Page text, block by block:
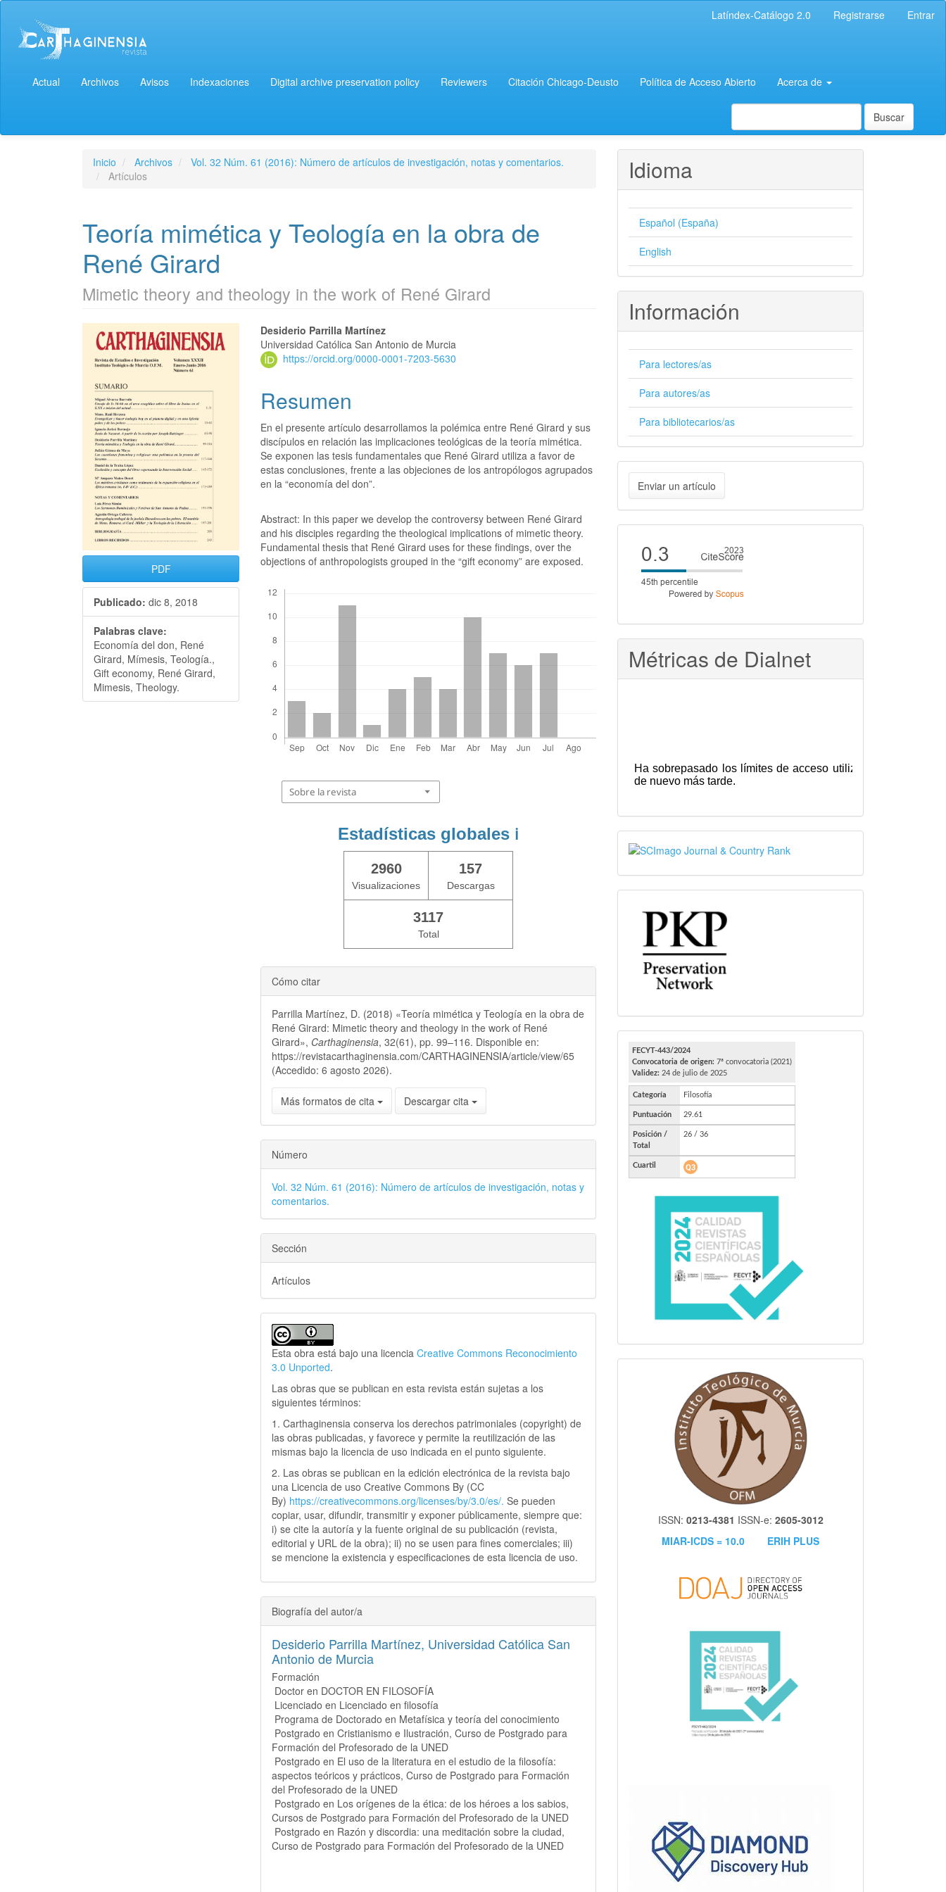
Latíndex-Catálogo 2.0 Registrarse Entrar
Actual Archivos Avisos Indexaciones Digital archive preservation policy Reviewers Citación Chicago-Deusto Política de Acceso Abierto Acerca de
Buscar
Inicio Archivos
Vol. 32 Núm. 61 (2016): Número de artículos de investigación, notas y comentarios.
Artículos
Teoría mimética y Teología en la obra de
René Girard
Mimetic theory and theology in the work of René Girard
PDF
Publicado: dic 8, 2018
Palabras clave:
Economía del don, René
Girard, Mímesis, Teología.,
Gift economy, René Girard,
Mimesis, Theology.
Desiderio Parrilla Martínez
Universidad Católica San Antonio de Murcia
https://orcid.org/0000-0001-7203-5630
Resumen
En el presente artículo desarrollamos la polémica entre René Girard y sus
discípulos en relación las implicaciones teológicas de la teoría mimética.
Se exponen las tesis fundamentales que René Girard utiliza a favor de
estas conclusiones, frente a las objeciones de los antropólogos agrupados
en la “economía del don”.
Abstract: In this paper we develop the controversy between René Girard
and his disciples regarding the theological implications of mimetic theory.
Fundamental thesis that René Girard uses for these findings, over the
objections of anthropologists grouped in the “gift economy” are exposed.
Sobre la revista
Estadísticas globales ℹ️
2960
Visualizaciones
157
Descargas
3117
Total
Cómo citar
Parrilla Martínez, D. (2018) «Teoría mimética y Teología en la obra de
René Girard: Mimetic theory and theology in the work of René
Girard», Carthaginensia, 32(61), pp. 99–116. Disponible en:
https://revistacarthaginensia.com/CARTHAGINENSIA/article/view/65
(Accedido: 6 agosto 2026).
Más formatos de cita Descargar cita
Número
Vol. 32 Núm. 61 (2016): Número de artículos de investigación, notas y
comentarios.
Sección
Artículos
Esta obra está bajo una licenciaCreative Commons Reconocimiento
3.0 Unported.
Las obras que se publican en esta revista están sujetas a los
siguientes términos:
1. Carthaginensia conserva los derechos patrimoniales (copyright) de
las obras publicadas, y favorece y permite la reutilización de las
mismas bajo la licencia de uso indicada en el punto siguiente.
2. Las obras se publican en la edición electrónica de la revista bajo
una Licencia de uso Creative Commons By (CC
By) https://creativecommons.org/licenses/by/3.0/es/.Se pueden
copiar, usar, difundir, transmitir y exponer públicamente, siempre que:
i) se cite la autoría y la fuente original de su publicación (revista,
editorial y URL de la obra); ii) no se usen para fines comerciales; iii)
se mencione la existencia y especificaciones de esta licencia de uso.
Biografía del autor/a
Desiderio Parrilla Martínez, Universidad Católica San
Antonio de Murcia
Formación
Doctor en DOCTOR EN FILOSOFÍA
Licenciado en Licenciado en filosofía
Programa de Doctorado en Metafísica y teoría del conocimiento
Postgrado en Cristianismo e Ilustración, Curso de Postgrado para
Formación del Profesorado de la UNED
Postgrado en El uso de la literatura en el estudio de la filosofía:
aspectos teóricos y prácticos, Curso de Postgrado para Formación
del Profesorado de la UNED
Postgrado en Los orígenes de la ética: de los héroes a los sabios,
Cursos de Postgrado para Formación del Profesorado de la UNED
Postgrado en Razón y discordia: una meditación sobre la ciudad,
Curso de Postgrado para Formación del Profesorado de la UNED
Idioma
Español (España)
English
Información
Para lectores/as
Para autores/as
Para bibliotecarios/as
Enviar
un
artículo
Enviar un artículo
Cite
score
Métricas de Dialnet
SJR
PKP
FECYT
ISSN: 0213-4381 ISSN-e: 2605-3012
MIAR-ICDS = 10.0
ERIH PLUS